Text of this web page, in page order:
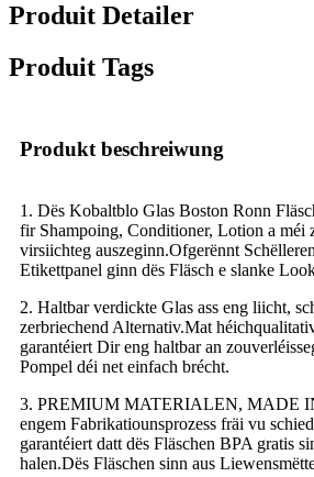
Produit Detailer
Produit Tags
Produkt beschreiwung
1. Dës Kobaltblo Glas Boston Ronn
fir Shampoing, Conditioner, Lotion a méi
virsiichteg auszeginn.Ofgerënnt
Etikettpanel ginn dës Fläsch e slanke
2. Haltbar verdickte Glas ass eng liicht,
zerbriechend Alternativ.Mat
garantéiert Dir eng haltbar an
Pompel déi net einfach brécht.
3. PREMIUM MATERIALEN, MADE
engem Fabrikatiounsprozess fräi vu
garantéiert datt dës Fläschen BPA gratis
halen.Dës Fläschen sinn aus